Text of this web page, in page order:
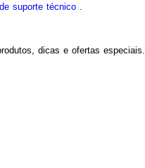
suporte técnico
dicas e ofertas especiais.